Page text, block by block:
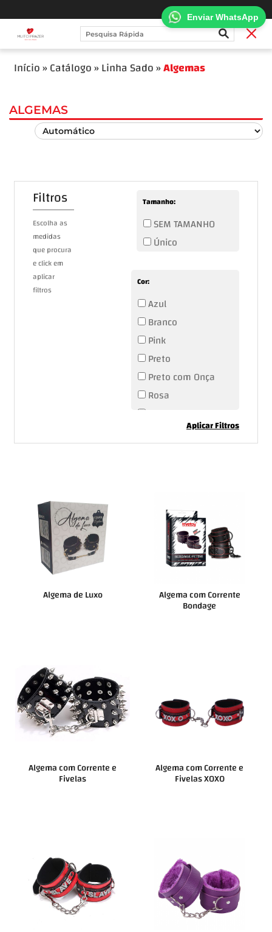
Início»Catálogo»Linha Sado»Algemas
ALGEMAS
Filtros
Escolha as
medidas
que procura
e click em
aplicar
filtros
Tamanho:
SEM TAMANHO
Único
Cor:
Azul
Branco
Pink
Preto
Preto com Onça
Rosa
VermelhoAplicar Filtros
Algema de Luxo Algema com Corrente
Bondage
Algema com Corrente e
Fivelas
Algema com Corrente e
Fivelas XOXO
Enviar WhatsApp